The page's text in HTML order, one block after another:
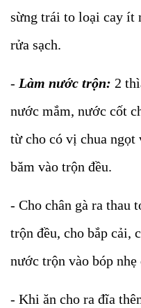
sừng trái to loại cay ít
rửa sạch.
- Làm nước trộn: 2
nước mắm, nước cốt
từ cho có vị chua
băm vào trộn đều.
- Cho chân gà ra thau
trộn đều, cho bắp cải,
nước trộn vào bóp nhẹ
- Khi ăn cho ra đĩa